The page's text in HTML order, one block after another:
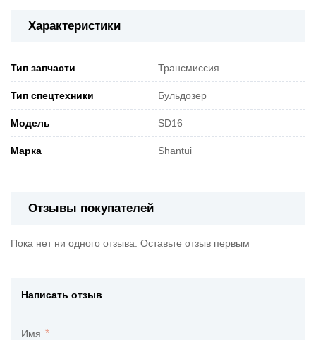
Характеристики
Тип запчасти Трансмиссия
Тип спецтехники Бульдозер
Модель SD16
Марка Shantui
Отзывы покупателей
Пока нет ни одного отзыва. Оставьте отзыв первым
Написать отзыв
Имя